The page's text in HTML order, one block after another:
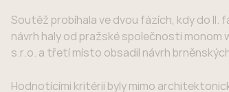
Soutěž probíhala ve dvou fázích, kdy do
návrh haly od pražské společnosti monom
s.r.o. a třetí místo obsadil návrh
Hodnotícími kritérii byly mimo